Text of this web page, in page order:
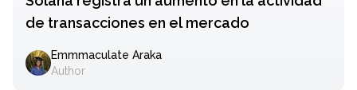
de transacciones en el mercado
Emmmaculate Araka
Author